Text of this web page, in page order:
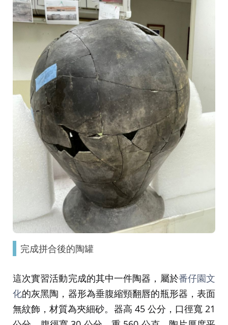
完成拼合後的陶罐
這次實習活動完成的其中一件陶器，屬於番仔園文
化的灰黑陶，器形為垂腹縮頸翻唇的瓶形器，表面
無紋飾，材質為夾細砂。器高 45 公分，口徑寬 21